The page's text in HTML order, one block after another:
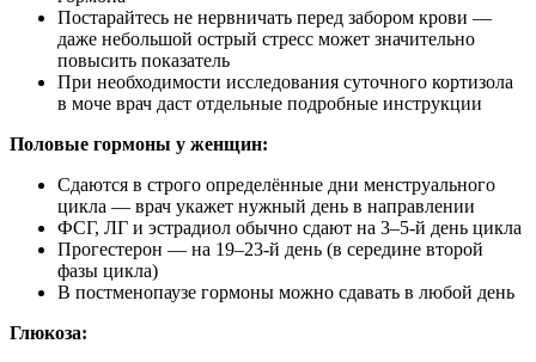
Постарайтесь не нервничать перед забором крови —
даже небольшой острый стресс может значительно
повысить показатель
При необходимости исследования суточного кортизола
в моче врач даст отдельные подробные инструкции
Половые гормоны у женщин:
Сдаются в строго определённые дни менструального
цикла — врач укажет нужный день в направлении
ФСГ, ЛГ и эстрадиол обычно сдают на 3–5-й день цикла
Прогестерон — на 19–23-й день (в середине второй
фазы цикла)
В постменопаузе гормоны можно сдавать в любой день
Глюкоза: